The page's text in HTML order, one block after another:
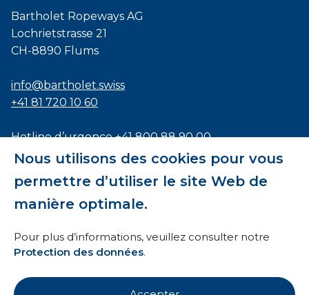
Nous utilisons des cookies pour vous
permettre d’utiliser le site Web de
manière optimale.
Pour plus d’informations, veuillez consulter notre
Protection des données.
Bartholet Ropeways AG
Lochrietstrasse 21
CH-8890 Flums
info@bartholet.swiss
+41 81 720 10 60
Hotline d’urgence+41 800 88 90 00
ISO3834
Conditions générales